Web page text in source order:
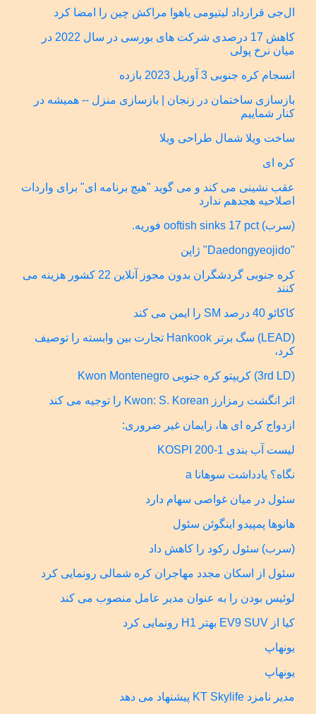
ال‌جی قرارداد لیتیومی یاهوا مراکش چین را امضا کرد
کاهش 17 درصدی شرکت های بورسی در سال 2022 در
میان نرخ پولی
انسجام کره جنوبی 3 آوریل 2023 بازده
بازسازی ساختمان در زنجان | بازسازی منزل -- همیشه در
کنار شماییم
ساخت ویلا شمال طراحی ویلا
کره ای
عقب نشینی می کند و می گوید "هیچ برنامه ای" برای واردات
اصلاحیه هجدهم ندارد
(سرب) ooftish sinks 17 pct فوریه.
"Daedongyeojido" ژاپن
کره جنوبی گردشگران بدون مجوز آنلاین 22 کشور هزینه می
کنند
کاکائو 40 درصد SM را ایمن می کند
(LEAD) سگ برتر Hankook تجارت بین وابسته را توصیف
کرد،
(3rd LD) کریپتو کره جنوبی Kwon Montenegro
اثر انگشت رمزارز Kwon: S. Korean را توجیه می کند
ازدواج کره ای ها، زایمان غیر ضروری:
لیست آب بندی KOSPI 200-1
نگاه؟ یادداشت سوهانا a
سئول در میان غواصی سهام دارد
هانوها پمپیدو اینگوئن سئول
(سرب) سئول رکود را کاهش داد
سئول از اسکان مجدد مهاجران کره شمالی رونمایی کرد
لوئیس بودن را به عنوان مدیر عامل منصوب می کند
کیا از EV9 SUV بهتر H1 رونمایی کرد
یونهاپ
یونهاپ
مدیر نامزد KT Skylife پیشنهاد می دهد